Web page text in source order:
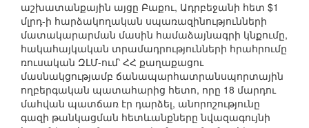
աշխատանքային այցը Բաքու, Ադրբեջանի հետ $1
մլրդ-ի հարձակողական սպառազինությունների
մատակարարման մասին համաձայնագրի կնքումը,
հակահայկական տրամադրությունների հրահրումը
ռուսական ԶԼՄ-ում՝ ՀՀ քաղաքացու
մասնակցությամբ ճանապարհատրանսպորտային
ողբերգական պատահարից հետո, որը 18 մարդու
մահվան պատճառ էր դարձել, անորոշությունը
գազի թանկացման հետևանքները նվազագույնի